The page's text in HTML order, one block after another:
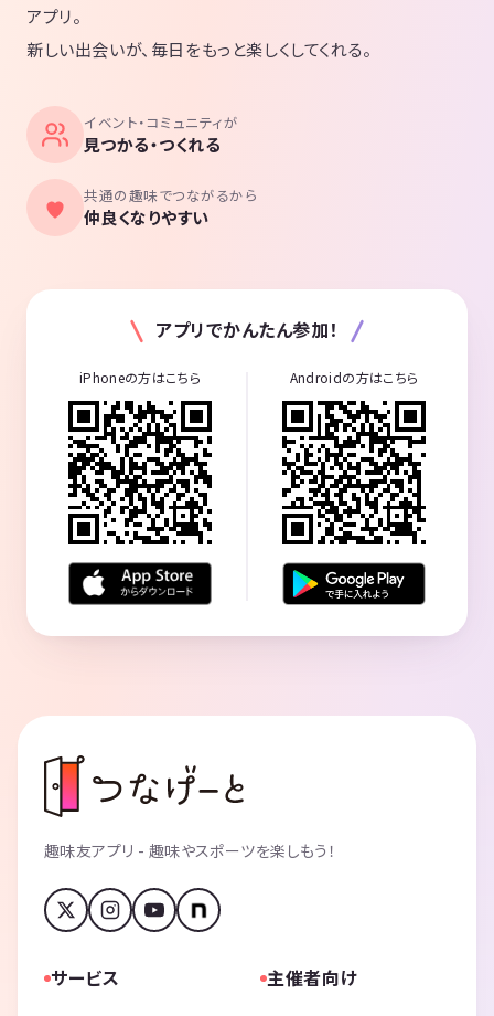
アプリ。
新しい出会いが、毎日をもっと楽しくしてくれる。
イベント・コミュニティが
見つかる・つくれる
共通の趣味でつながるから
仲良くなりやすい
アプリでかんたん参加！
iPhoneの方はこちら Androidの方はこちら
趣味友アプリ - 趣味やスポーツを楽しもう！
サービス 主催者向け